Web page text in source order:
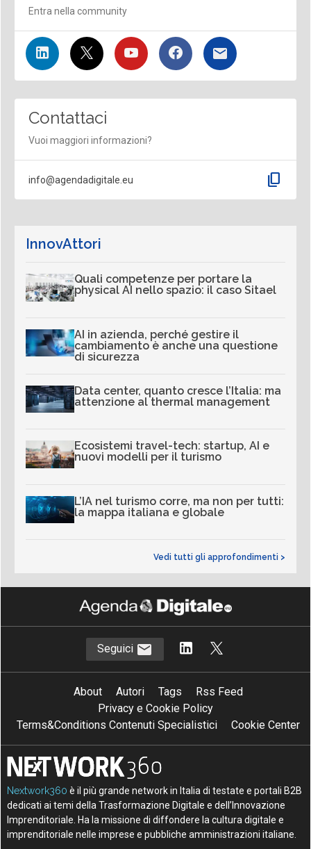
Entra nella community
Contattaci
Vuoi maggiori informazioni?
info@agendadigitale.eu content_copy
InnovAttori
Quali competenze per portare la
physical AI nello spazio: il caso Sitael
AI in azienda, perché gestire il
cambiamento è anche una questione
di sicurezza
Data center, quanto cresce l’Italia: ma
attenzione al thermal management
Ecosistemi travel-tech: startup, AI e
nuovi modelli per il turismo
L’IA nel turismo corre, ma non per tutti:
la mappa italiana e globale
Vedi tutti gli approfondimenti >
Seguici
About Autori Tags
Rss Feed
Privacy e Cookie Policy
Terms&Conditions Contenuti Specialistici
Cookie Center
Nextwork360 è il più grande network in Italia di testate e portali B2B
dedicati ai temi della Trasformazione Digitale e dell’Innovazione
Imprenditoriale. Ha la missione di diffondere la cultura digitale e
imprenditoriale nelle imprese e pubbliche amministrazioni italiane.